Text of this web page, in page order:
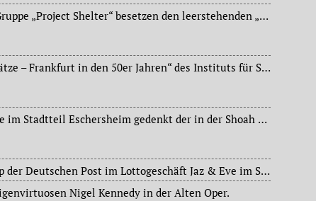
Rund 100 Aktivisten der Gruppe „Project Shelter“ besetzen den leerstehenden „Paradieshof“ im Stadtteil Sachsenhausen. Wenig später beendet die Polizei diese Aktion.
Fotoausstellung „Schauplätze – Frankfurt in den 50er Jahren“ des Instituts für Stadtgeschichte im Dormitorium des Karmeliterklosters.
Die Ludwig-Richter-Schule im Stadtteil Eschersheim gedenkt der in der Shoah ermordeten Margot Frank (1926-1945), Schwester von Anne Frank (1929-1945 KZ Bergen-Belsen), die heute 90 Jahre alt geworden wäre und im März 1945 im KZ Bergen-Belsen umgekommen ist.
Eröffnung eines Paketshop der Deutschen Post im Lottogeschäft Jaz & Eve im Stadtteil Griesheim.
Nigel Kennedy in der Alten Oper.